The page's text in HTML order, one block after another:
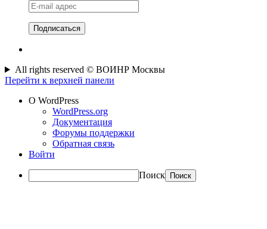
E-
mail
адрес
All rights reserved © ВОИНР Москвы
Перейти к верхней панели
О WordPress
WordPress.org
Документация
Форумы поддержки
Обратная связь
Войти
Поиск